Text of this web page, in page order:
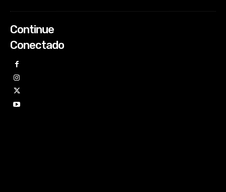
Continue
Conectado